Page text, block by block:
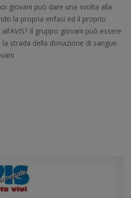
giovani può dare una svolta alla
la propria enfasi ed il proprio
Il gruppo giovani può essere
strada della donazione di sangue.